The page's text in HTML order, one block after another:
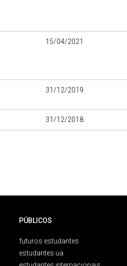
15/04/2021
31/12/2019
31/12/2018
PÚBLICOS
futuros estudantes
estudantes ua